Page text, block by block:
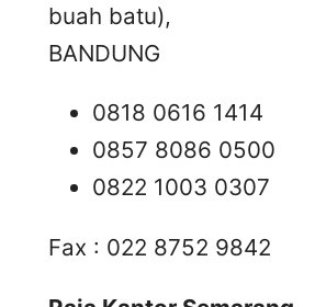
buah batu),
BANDUNG
0818 0616 1414
0857 8086 0500
0822 1003 0307
Fax : 022 8752 9842